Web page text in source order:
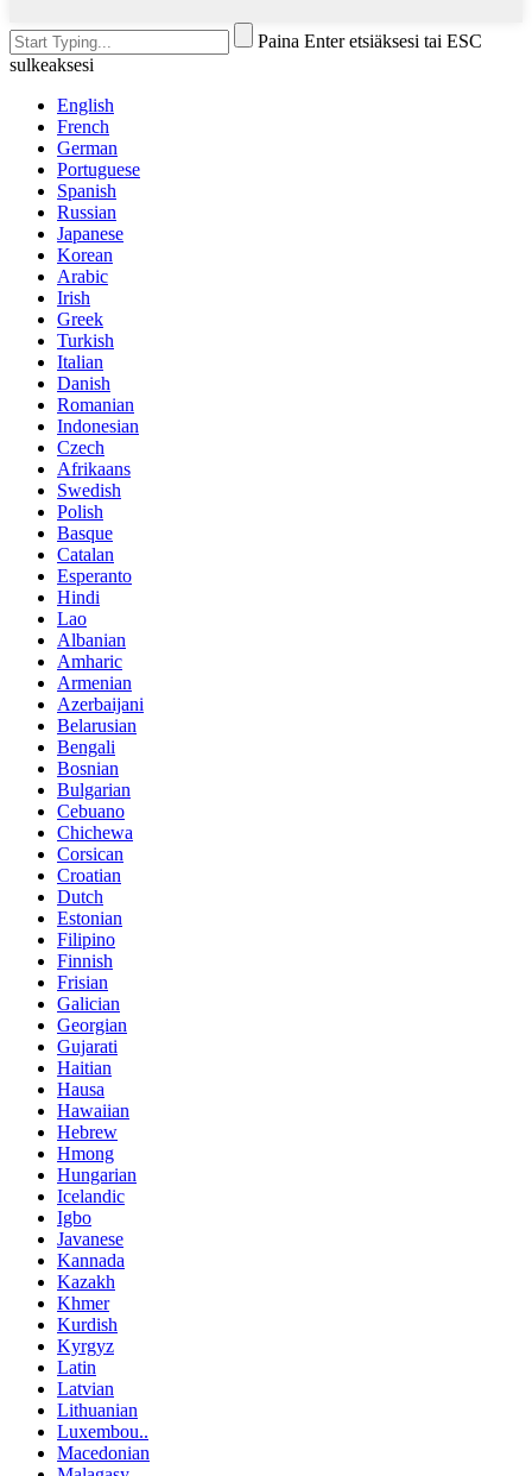
Paina Enter etsiäksesi tai ESC
sulkeaksesi
English
French
German
Portuguese
Spanish
Russian
Japanese
Korean
Arabic
Irish
Greek
Turkish
Italian
Danish
Romanian
Indonesian
Czech
Afrikaans
Swedish
Polish
Basque
Catalan
Esperanto
Hindi
Lao
Albanian
Amharic
Armenian
Azerbaijani
Belarusian
Bengali
Bosnian
Bulgarian
Cebuano
Chichewa
Corsican
Croatian
Dutch
Estonian
Filipino
Finnish
Frisian
Galician
Georgian
Gujarati
Haitian
Hausa
Hawaiian
Hebrew
Hmong
Hungarian
Icelandic
Igbo
Javanese
Kannada
Kazakh
Khmer
Kurdish
Kyrgyz
Latin
Latvian
Lithuanian
Luxembou..
Macedonian